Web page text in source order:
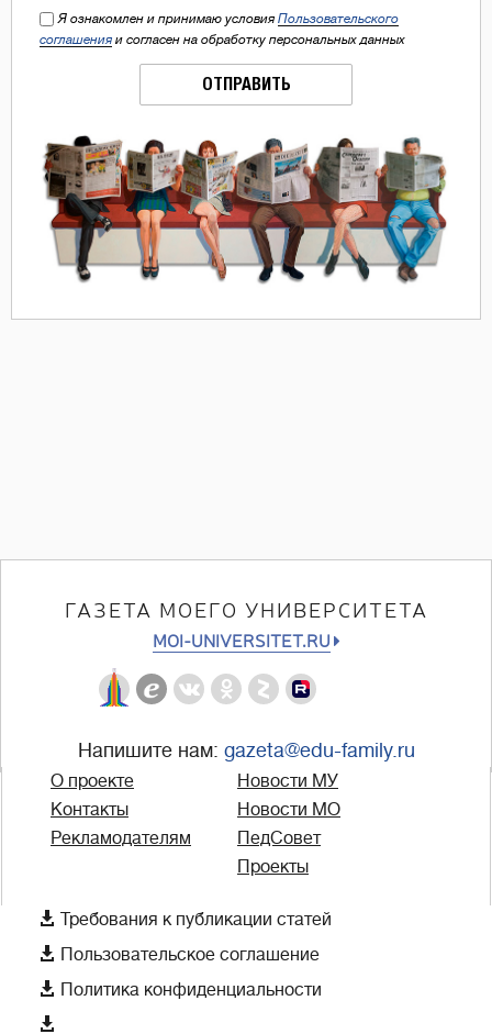
Я ознакомлен и принимаю условия Пользовательского
соглашения и согласен на обработку персональных данных
ОТПРАВИТЬ
ГАЗЕТА МОЕГО УНИВЕРСИТЕТА
MOI-UNIVERSITET.RU
Напишите нам: gazeta@edu-family.ru
О проекте
Контакты
Рекламодателям
Новости МУ
Новости МО
ПедСовет
Проекты
 Требования к публикации статей
 Пользовательское соглашение
 Политика конфиденциальности
